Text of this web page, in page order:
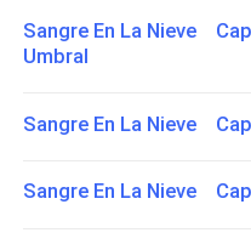
Sangre En La Nieve
Umbral
Sangre En La Nieve
Sangre En La Nieve